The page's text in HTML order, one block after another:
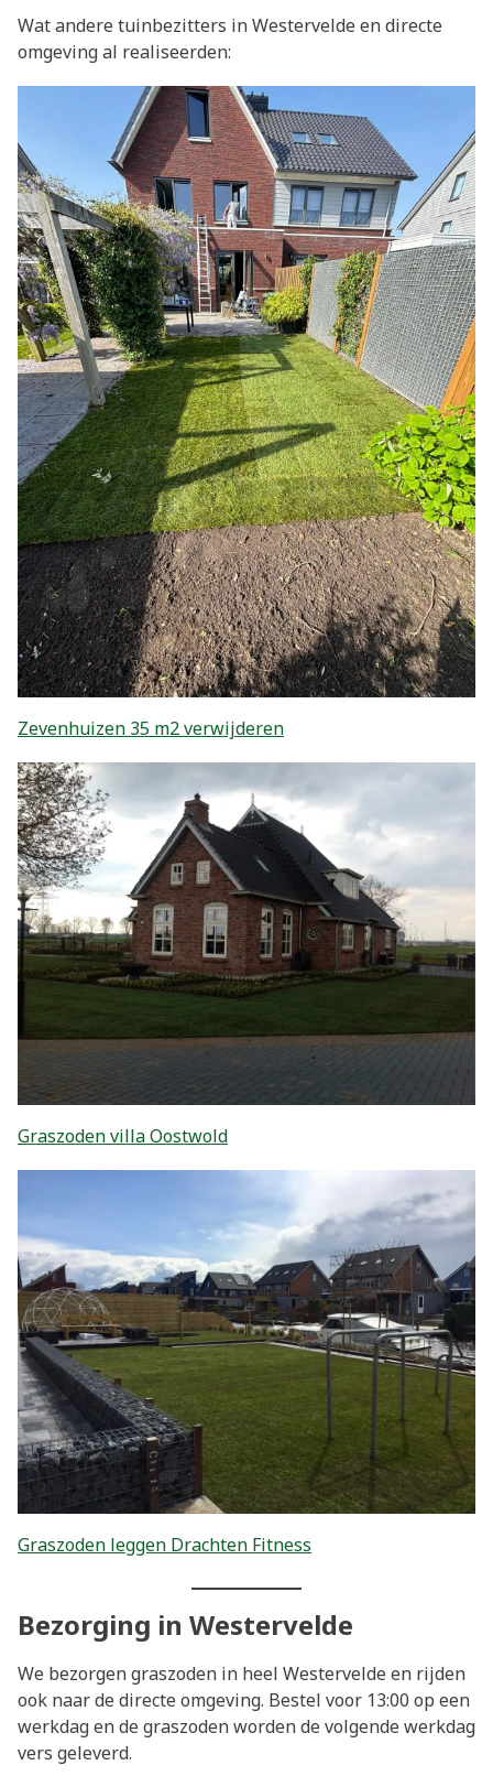
Wat andere tuinbezitters in Westervelde en directe
omgeving al realiseerden:
Zevenhuizen 35 m2 verwijderen
Graszoden villa Oostwold
Graszoden leggen Drachten Fitness
Bezorging in Westervelde
We bezorgen graszoden in heel Westervelde en rijden
ook naar de directe omgeving. Bestel voor 13:00 op een
werkdag en de graszoden worden de volgende werkdag
vers geleverd.